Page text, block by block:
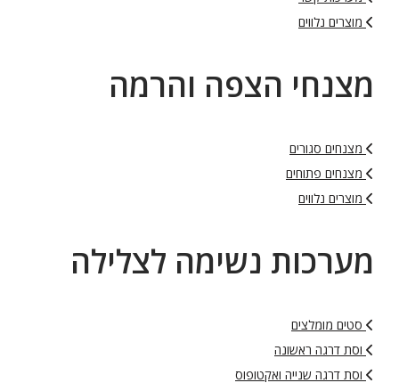
מוצרים נלווים
מצנחי הצפה והרמה
מצנחים סגורים
מצנחים פתוחים
מוצרים נלווים
מערכות נשימה לצלילה
סטים מומלצים
וסת דרגה ראשונה
וסת דרגה שנייה ואקטופוס